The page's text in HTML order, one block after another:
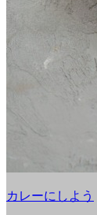
カレーにしよう